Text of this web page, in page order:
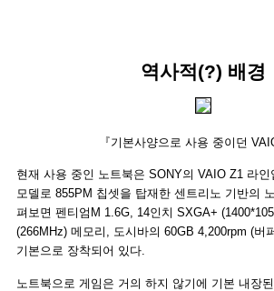
역사적(?) 배경
『기본사양으로 사용 중이던
현재 사용 중인 노트북은 SONY의 VAIO Z1 라
모델로 855PM 칩셋을 탑재한 센트리노 기반의
펴보면 펜티엄M 1.6G, 14인치 SXGA+
(266MHz) 메모리, 도시바의 60GB 4,200rpm (버
기본으로 장착되어 있다.
노트북으로 게임은 거의 하지 않기에 기본 내장